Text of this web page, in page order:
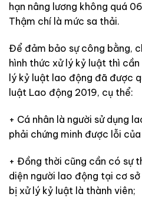
hạn nâng lương không quá
Thậm chí là mức sa thải.
Để đảm bảo sự công bằng,
hình thức xử lý kỷ luật thì
lý kỷ luật lao động đã được
luật Lao động 2019, cụ thể:
+ Cá nhân là người sử dụng
phải chứng minh được lỗi
+ Đồng thời cũng cần có sự
diện người lao động tại cơ
bị xử lý kỷ luật là thành viên;